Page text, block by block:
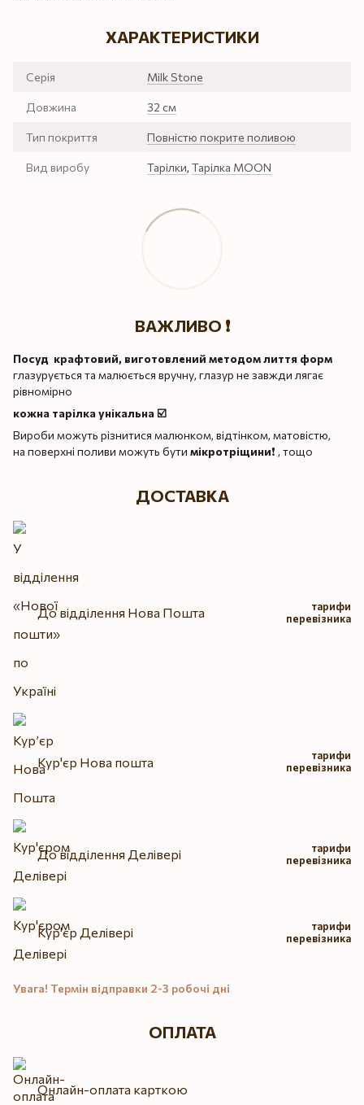
ХАРАКТЕРИСТИКИ
Серія Milk Stone
Довжина 32 см
Тип покриття Повністю покрите поливою
Вид виробу Тарілки, Тарілка MOON
ВАЖЛИВО ❗️
Посуд крафтовий, виготовлений методом лиття форм
глазурується та малюється вручну, глазур не завжди лягає
рівномірно
кожна тарілка унікальна ☑️
Вироби можуть різнитися малюнком, відтінком, матовістю,
на поверхні поливи можуть бути мікротріщини❗️ , тощо
ДОСТАВКА
До відділення Нова Пошта
тарифи
перевізника
Кур'єр Нова пошта
тарифи
перевізника
До відділення Делівері
тарифи
перевізника
Кур'єр Делівері
тарифи
перевізника
Увага! Термін відправки 2-3 робочі дні
ОПЛАТА
Онлайн-оплата карткою